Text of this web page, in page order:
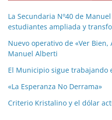
La Secundaria Nº40 de
estudiantes ampliada y
Nuevo operativo de «Ver
Manuel Alberti
El Municipio sigue trabajando
«La Esperanza No Derrama»
Criterio Kristalino y el dólar